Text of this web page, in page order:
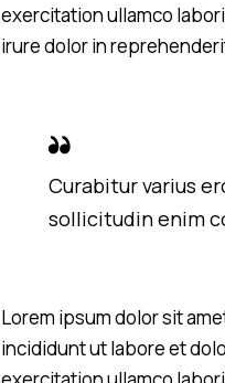
exercitation ullamco
irure dolor in
Curabitur varius
sollicitudin enim
Lorem ipsum dolor sit
incididunt ut labore et